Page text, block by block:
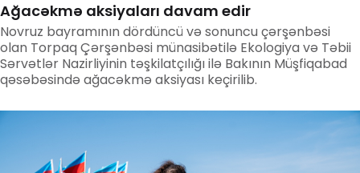
Ağacəkmə aksiyaları davam edir
Novruz bayramının dördüncü və sonuncu çərşənbəsi
olan Torpaq Çərşənbəsi münasibətilə Ekologiya və Təbii
Sərvətlər Nazirliyinin təşkilatçılığı ilə Bakının Müşfiqabad
qəsəbəsində ağacəkmə aksiyası keçirilib.